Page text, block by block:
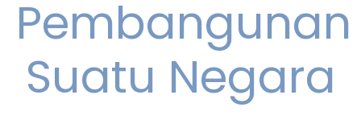
Pembangunan
Suatu Negara